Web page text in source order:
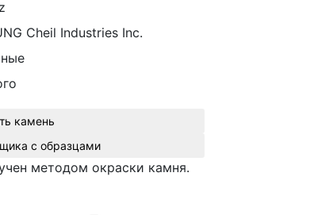
Cheil Industries Inc.
камень
Вызвать замерщика с образцами
методом окраски камня.